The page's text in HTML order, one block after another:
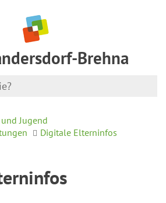
Brehna
Jugend
Digitale Elterninfos